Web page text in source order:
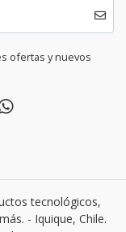
ofertas y nuevos
tecnológicos,
- Iquique, Chile.